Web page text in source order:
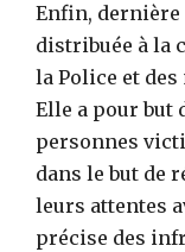
Enfin, dernière
distribuée à la
la Police et
Elle a pour but
personnes
dans le but de
leurs attentes
précise des